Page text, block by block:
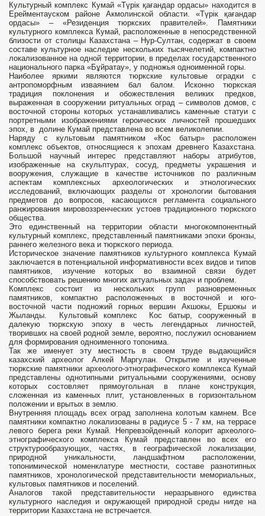
Культурный комплекс Кумай «Түрік қағандар ордасы» находится в
Ерейментауском районе Акмолинской области. «Түрік қағандар
ордасы» – «Резиденция тюркских правителей». Памятники
культурного комплекса Кумай, расположенные в непосредственной
близости от столицы Казахстана – Нур-Султан, содержат в своем
составе культурное наследие нескольких тысячелетий, компактно
локализованное на одной территории, в пределах государственного
национального парка «Бұйратау», у подножья одноименной горы.
Наиболее яркими являются тюркские культовые оградки с
антропоморфным изваянием бал балом. Исконно тюркская
традиция поклонения и обожествления великих предков,
выраженная в сооружении ритуальных оград – символов домов, с
восточной стороны которых устанавливались каменные статуи с
портретными изображениями героических личностей прошедших
эпох, в долине Кумай представлена во всем великолепии.
Наряду с культовым памятником «Кос батыр» расположен
комплекс объектов, относящиеся к эпохам древнего Казахстана.
Большой научный интерес представляют наборы атрибутов,
изображенные на скульптурах, сосуд, предметы украшения и
вооружения, служащие в качестве источников по различным
аспектам комплексных археологических и этнологических
исследований, включающих разделы от хронологии бытования
предметов до вопросов, касающихся регламента социального
ранжирования мировоззренческих устоев традиционного тюркского
общества.
Это единственный на территории области многокомпонентный
культурный комплекс, представленный памятниками эпохи бронзы,
раннего железного века и тюркского периода.
Историческое значение памятников культурного комплекса Кумай
заключается в потенциальной информативности всех видов и типов
памятников, изучение которых во взаимной связи будет
способствовать решению многих актуальных задач и проблем.
Комплекс состоит из нескольких групп разновременных
памятников, компактно расположенных в восточной и юго-
восточной части подножий горных вершин Акшокы, Ершокы и
Жыланды. Культовый комплекс Кос батыр, сооруженный в
далекую тюркскую эпоху в честь легендарных личностей,
творивших на своей родной земле, вероятно, послужил основанием
для формирования одноименного топонима.
Так же именует эту местность в своем труде выдающийся
казахский археолог Алкей Маргулан. Открытие и изученные
тюркские памятники археолого-этнографического комплекса Кумай
представлены однотипными ритуальными сооружениями, основу
которых состовляет прямоугольная в плане конструкция,
сложенная из каменных плит, установленных в горизонтальном
положении и врытых в землю.
Внутренняя площадь всех оград заполнена колотым камнем. Все
памятники компактно локализованы в радиусе 5 - 7 км, на террасе
левого берега реки Кумай. Непревзойденный колорит археолого-
этнографического комплекса Кумай представлен во всех его
структурообразующих, частях, в географической локализации,
природной уникальности, ландшафтном расположении,
топонимической номенклатуре местности, составе разнотипных
памятников, хронологической представительности мемориальных,
культовых памятников и поселений.
Аналогов такой представительности неразрывного единства
культурного наследия и окружающей природной среды нигде на
территории Казахстана не встречается.